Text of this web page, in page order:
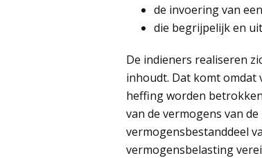
de invoering van
die begrijpelijk en
De indieners realiseren
inhoudt. Dat komt omdat
heffing worden
van de vermogens van
vermogensbestanddeel
vermogensbelasting